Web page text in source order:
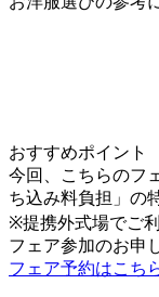
おすすめポイント
今回、こちらのフ
ち込み料負担」の
※提携外式場でご
フェア参加のお申
フェア予約はこち